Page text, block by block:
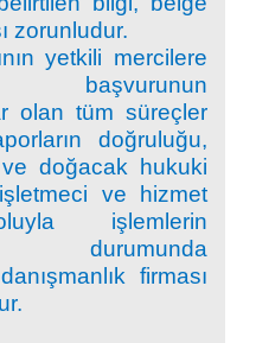
zorunludur.
yetkili mercilere
başvurunun
olan tüm süreçler
doğruluğu,
doğacak hukuki
ve hizmet
işlemlerin
durumunda
firması